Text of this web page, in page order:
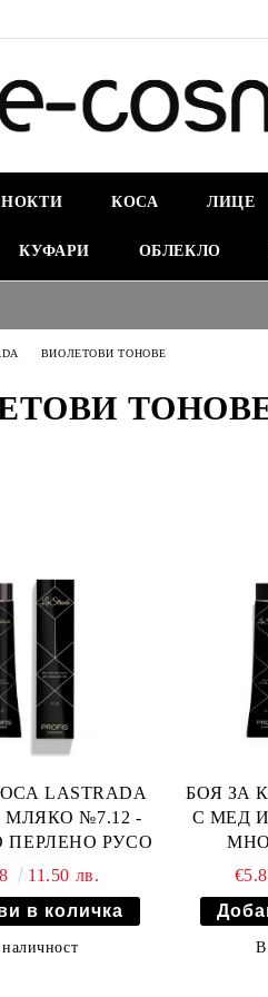
НОКТИ КОСА ЛИЦЕ
КУФАРИ ОБЛЕКЛО
ВИОЛЕТОВИ ТОНОВЕ
LASTRADA
№7.12 -
ПЕРЛЕНО РУСО
11.50 лв.
БОЯ ЗА
С МЕД
В